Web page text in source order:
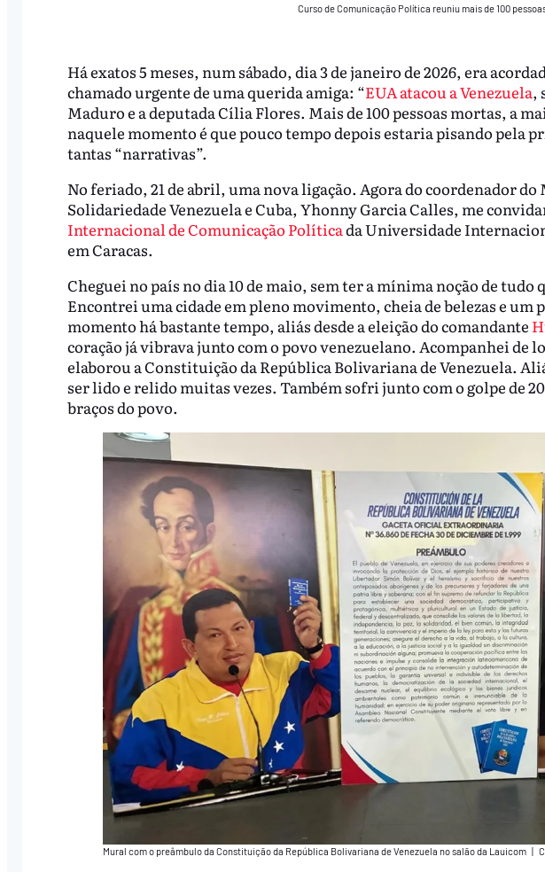
Curso de Comunicação Política reuniu mais de 100
Há exatos 5 meses, num sábado, dia 3 de janeiro de 2026, era
chamado urgente de uma querida amiga: “EUA atacou a Venezuela,
Maduro e a deputada Cília Flores. Mais de 100 pessoas mortas, a
naquele momento é que pouco tempo depois estaria pisando pela
tantas “narrativas”.
No feriado, 21 de abril, uma nova ligação. Agora do coordenador
Solidariedade Venezuela e Cuba, Yhonny Garcia Calles, me
Internacional de Comunicação Políticada Universidade
em Caracas.
Cheguei no país no dia 10 de maio, sem ter a mínima noção de tudo
Encontrei uma cidade em pleno movimento, cheia de belezas e um
momento há bastante tempo, aliás desde a eleição do comandante
coração já vibrava junto com o povo venezuelano. Acompanhei de
elaborou a Constituição da República Bolivariana de Venezuela.
ser lido e relido muitas vezes. Também sofri junto com o golpe de
braços do povo.
Mural com o preâmbulo da Constituição da República Bolivariana de Venezuela no salão da Lauicom